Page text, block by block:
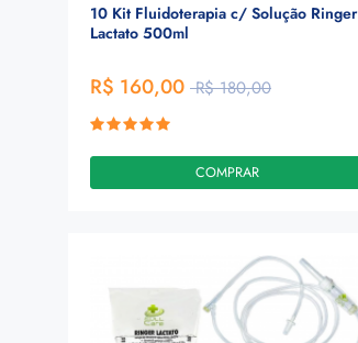
10 Kit Fluidoterapia c/ Solução Ringer
Lactato 500ml
R$ 160,00 R$ 180,00
COMPRAR